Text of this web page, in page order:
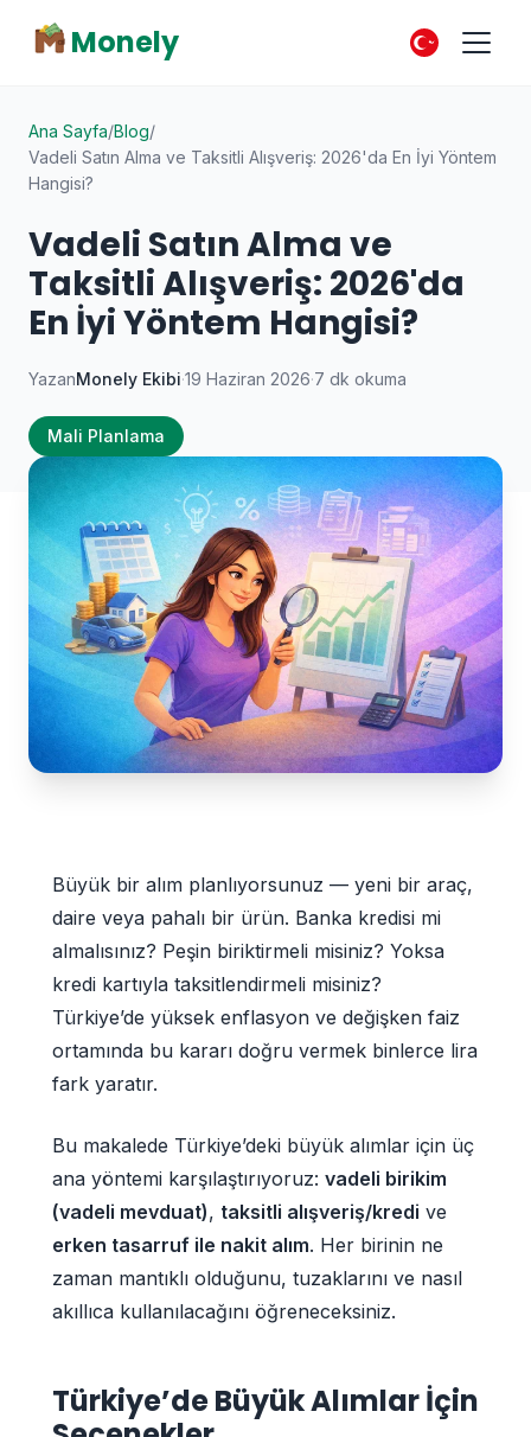
Monely
Ana Sayfa/Blog/
Vadeli Satın Alma ve Taksitli Alışveriş: 2026'da En İyi Yöntem
Hangisi?
Vadeli Satın Alma ve
Taksitli Alışveriş: 2026'da
En İyi Yöntem Hangisi?
YazanMonely Ekibi·19 Haziran 2026·7 dk okuma
Mali Planlama
Büyük bir alım planlıyorsunuz — yeni bir araç,
daire veya pahalı bir ürün. Banka kredisi mi
almalısınız? Peşin biriktirmeli misiniz? Yoksa
kredi kartıyla taksitlendirmeli misiniz?
Türkiye’de yüksek enflasyon ve değişken faiz
ortamında bu kararı doğru vermek binlerce lira
fark yaratır.
Bu makalede Türkiye’deki büyük alımlar için üç
ana yöntemi karşılaştırıyoruz: vadeli birikim
(vadeli mevduat), taksitli alışveriş/kredi ve
erken tasarruf ile nakit alım. Her birinin ne
zaman mantıklı olduğunu, tuzaklarını ve nasıl
akıllıca kullanılacağını öğreneceksiniz.
Türkiye’de Büyük Alımlar İçin